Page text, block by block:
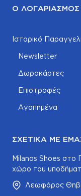
Ο
Ιστορικό
Newsletter
Δωροκάρτες
Επιστροφές
Αγαπημένα
ΣΧΕΤΙΚΆ ΜΕ
Milanos Shoes στο
χώρο του
Λεωφόρος